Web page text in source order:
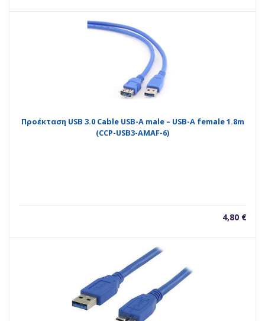
Προέκταση USB 3.0 Cable USB-A male – USB-A female 1.8m
(CCP-USB3-AMAF-6)
4,80 €